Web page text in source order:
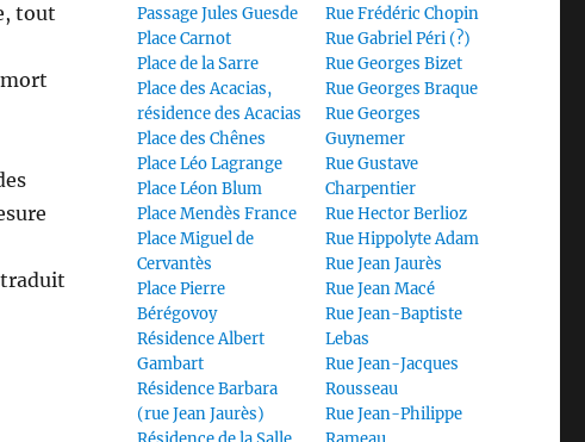
tout
Passage Jules Guesde
Place Carnot
Place de la Sarre
Place des Acacias,
résidence des Acacias
Place des Chênes
Place Léo Lagrange
Place Léon Blum
Place Mendès France
Place Miguel de
Cervantès
Place Pierre
Bérégovoy
Résidence Albert
Gambart
Résidence Barbara
(rue Jean Jaurès)
Rue Frédéric Chopin
Rue Gabriel Péri (?)
Rue Georges Bizet
Rue Georges Braque
Rue Georges
Guynemer
Rue Gustave
Charpentier
Rue Hector Berlioz
Rue Hippolyte Adam
Rue Jean Jaurès
Rue Jean Macé
Rue Jean-Baptiste
Lebas
Rue Jean-Jacques
Rousseau
Rue Jean-Philippe